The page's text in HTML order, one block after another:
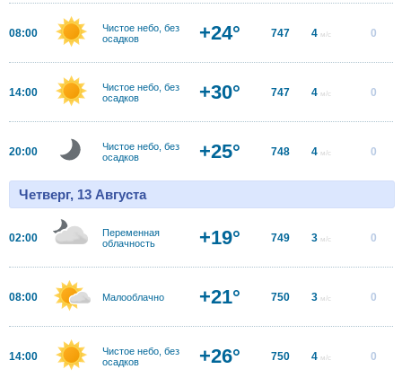
08:00
Чистое небо, без
осадков
+24° 747 4 м/с 0
14:00
Чистое небо, без
осадков
+30° 747 4 м/с 0
20:00
Чистое небо, без
осадков
+25° 748 4 м/с 0
Четверг, 13 Августа
02:00
Переменная
облачность
+19° 749 3 м/с 0
08:00 Малооблачно +21° 750 3 м/с 0
14:00
Чистое небо, без
осадков
+26° 750 4 м/с 0